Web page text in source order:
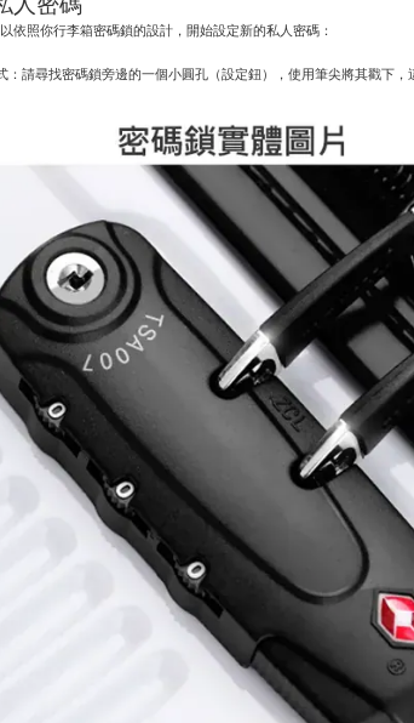
依照你行李箱密碼鎖的設計，開始設定新的私人密碼：
：請尋找密碼鎖旁邊的一個小圓孔（設定鈕），使用筆尖將其戳下